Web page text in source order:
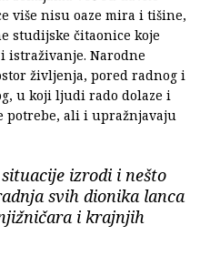
više nisu oaze mira i tišine,
studijske čitaonice koje
istraživanje. Narodne
življenja, pored radnog i
u koji ljudi rado dolaze i
potrebe, ali i upražnjavaju
izrodi i nešto
svih dionika lanca
i krajnjih